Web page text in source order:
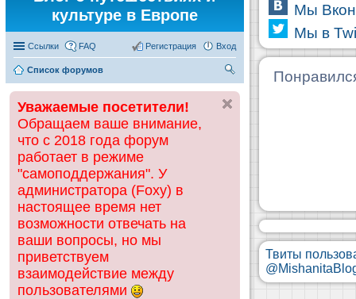
культуре в Европе
Ссылки FAQ Вход
Регистрация
Список форумов
ск
Уважаемые посетители!
Обращаем ваше внимание,
что с 2018 года форум
работает в режиме
"самоподдержания". У
администратора (Foxy) в
настоящее время нет
возможности отвечать на
ваши вопросы, но мы
приветствуем
взаимодействие между
пользователями
Мы
Мы в
Твиты